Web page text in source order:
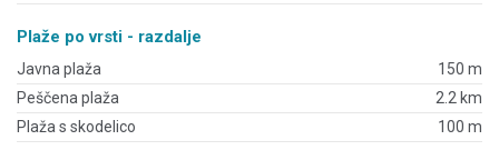
Plaže po vrsti - razdalje
Javna plaža
150 m
Peščena plaža
2.2 km
Plaža s skodelico
100 m